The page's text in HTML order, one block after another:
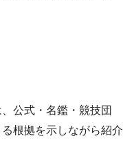
公式・名鑑・競技団
根拠を示しながら紹介